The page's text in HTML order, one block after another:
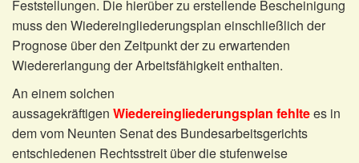
Feststellungen. Die hierüber zu erstellende Bescheinigung
muss den Wiedereingliederungsplan einschließlich der
Prognose über den Zeitpunkt der zu erwartenden
Wiedererlangung der Arbeitsfähigkeit enthalten.
An einem solchen
aussagekräftigen Wiedereingliederungsplan fehltees in
dem vom Neunten Senat des Bundesarbeitsgerichts
entschiedenen Rechtsstreit über die stufenweise